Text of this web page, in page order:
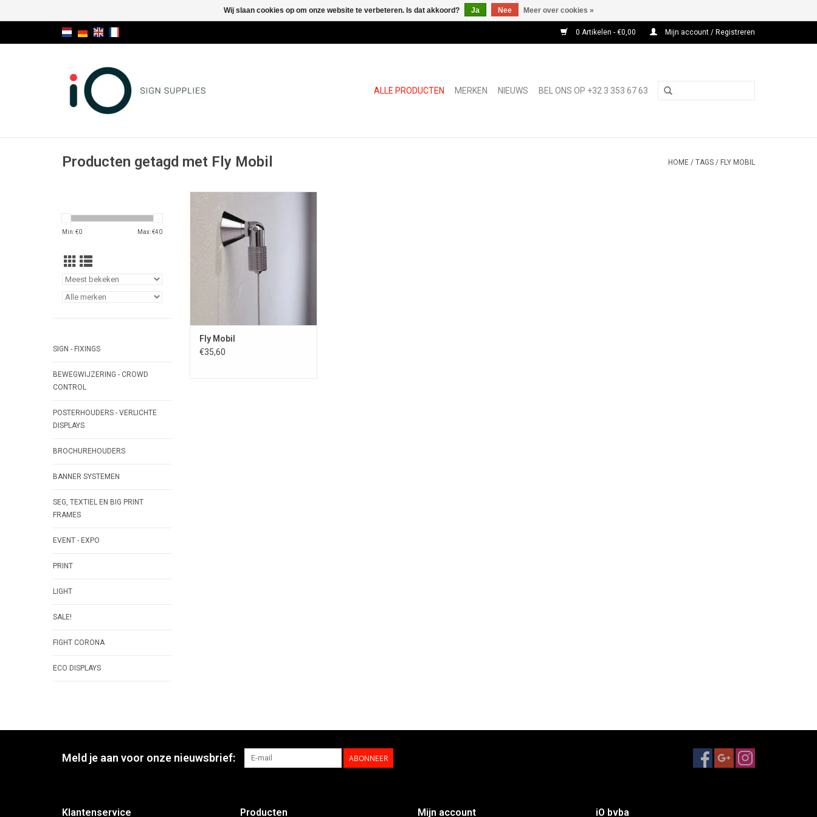
0 Artikelen - €0,00 Mijn account / Registreren
ALLE PRODUCTEN MERKEN NIEUWS BEL ONS OP +32 3 353 67 63
Producten getagd met Fly Mobil HOME / TAGS / FLY MOBIL
Min: €0 Max: €40
SIGN - FIXINGS
BEWEGWIJZERING - CROWD
CONTROL
POSTERHOUDERS - VERLICHTE
DISPLAYS
BROCHUREHOUDERS
BANNER SYSTEMEN
SEG, TEXTIEL EN BIG PRINT
FRAMES
EVENT - EXPO
PRINT
LIGHT
SALE!
FIGHT CORONA
ECO DISPLAYS
TOEVOEGEN AAN WINKELWAGEN
Fly Mobil
€35,60
Meld je aan voor onze nieuwsbrief: ABONNEER
Klantenservice Producten Mijn account iO bvba
Wij slaan cookies op om onze website te verbeteren. Is dat akkoord? Ja Nee Meer over cookies »